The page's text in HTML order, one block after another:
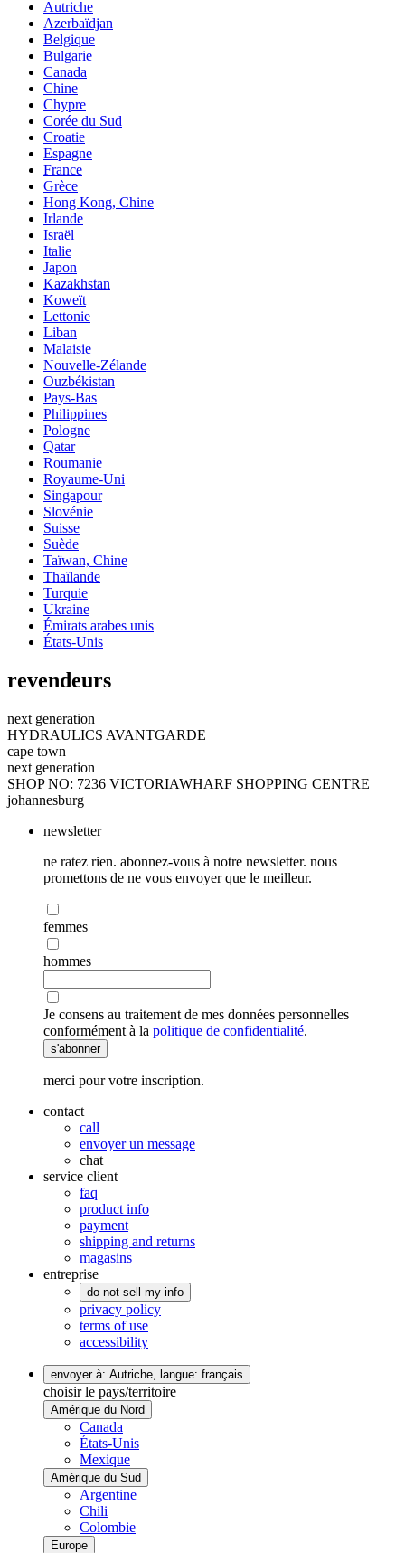
Autriche
Azerbaïdjan
Belgique
Bulgarie
Canada
Chine
Chypre
Corée du Sud
Croatie
Espagne
France
Grèce
Hong Kong, Chine
Irlande
Israël
Italie
Japon
Kazakhstan
Koweït
Lettonie
Liban
Malaisie
Nouvelle-Zélande
Ouzbékistan
Pays-Bas
Philippines
Pologne
Qatar
Roumanie
Royaume-Uni
Singapour
Slovénie
Suisse
Suède
Taïwan, Chine
Thaïlande
Turquie
Ukraine
Émirats arabes unis
États-Unis
revendeurs
next generation
HYDRAULICS AVANTGARDE
cape town
next generation
SHOP NO: 7236 VICTORIAWHARF SHOPPING CENTRE
johannesburg
newsletter
ne ratez rien. abonnez-vous à notre newsletter. nous
promettons de ne vous envoyer que le meilleur.
femmes
hommes
Je consens au traitement de mes données personnelles
conformément à la politique de confidentialité.
s'abonner
merci pour votre inscription.
contact
call
envoyer un message
chat
service client
faq
product info
payment
shipping and returns
magasins
entreprise
do not sell my info
privacy policy
terms of use
accessibility
envoyer à: Autriche, langue: français
choisir le pays/territoire
Amérique du Nord
Canada
États-Unis
Mexique
Amérique du Sud
Argentine
Chili
Colombie
Europe